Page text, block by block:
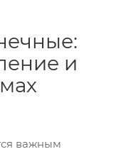
и
важным